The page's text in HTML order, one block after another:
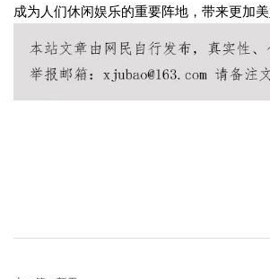
成为人们休闲娱乐的重要阵地，带来更加